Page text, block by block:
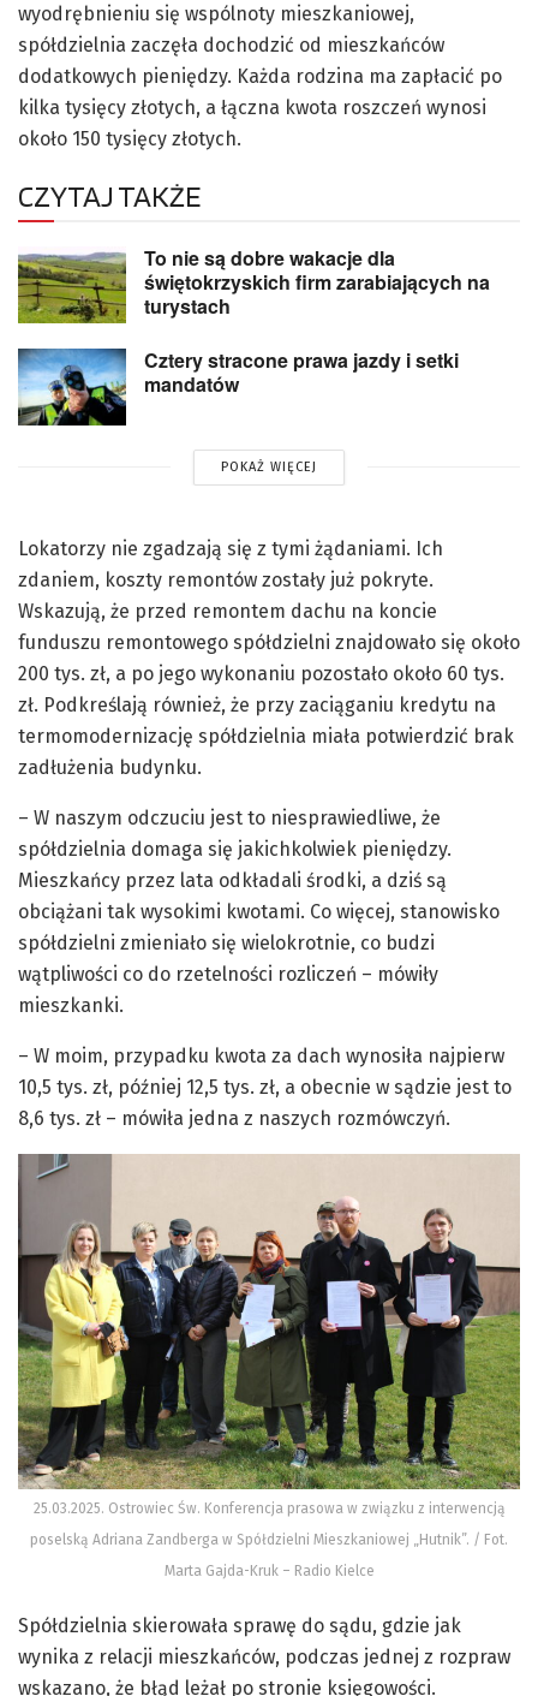
wyodrębnieniu się wspólnoty mieszkaniowej,
spółdzielnia zaczęła dochodzić od mieszkańców
dodatkowych pieniędzy. Każda rodzina ma zapłacić po
kilka tysięcy złotych, a łączna kwota roszczeń wynosi
około 150 tysięcy złotych.
CZYTAJ TAKŻE
To nie są dobre wakacje dla
świętokrzyskich firm zarabiających na
turystach
Cztery stracone prawa jazdy i setki
mandatów
POKAŻ WIĘCEJ
Lokatorzy nie zgadzają się z tymi żądaniami. Ich
zdaniem, koszty remontów zostały już pokryte.
Wskazują, że przed remontem dachu na koncie
funduszu remontowego spółdzielni znajdowało się około
200 tys. zł, a po jego wykonaniu pozostało około 60 tys.
zł. Podkreślają również, że przy zaciąganiu kredytu na
termomodernizację spółdzielnia miała potwierdzić brak
zadłużenia budynku.
– W naszym odczuciu jest to niesprawiedliwe, że
spółdzielnia domaga się jakichkolwiek pieniędzy.
Mieszkańcy przez lata odkładali środki, a dziś są
obciążani tak wysokimi kwotami. Co więcej, stanowisko
spółdzielni zmieniało się wielokrotnie, co budzi
wątpliwości co do rzetelności rozliczeń – mówiły
mieszkanki.
– W moim, przypadku kwota za dach wynosiła najpierw
10,5 tys. zł, później 12,5 tys. zł, a obecnie w sądzie jest to
8,6 tys. zł – mówiła jedna z naszych rozmówczyń.
25.03.2025. Ostrowiec Św. Konferencja prasowa w związku z interwencją
poselską Adriana Zandberga w Spółdzielni Mieszkaniowej „Hutnik”. / Fot.
Marta Gajda-Kruk – Radio Kielce
Spółdzielnia skierowała sprawę do sądu, gdzie jak
wynika z relacji mieszkańców, podczas jednej z rozpraw
wskazano, że błąd leżał po stronie księgowości.